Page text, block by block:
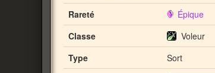
Rareté
Épique
Classe
Voleur
Type
Sort